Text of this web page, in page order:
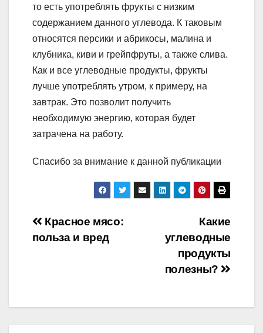
то есть употреблять фрукты с низким
содержанием данного углевода. К таковым
относятся персики и абрикосы, малина и
клубника, киви и грейпфруты, а также слива.
Как и все углеводные продукты, фрукты
лучше употреблять утром, к примеру, на
завтрак. Это позволит получить
необходимую энергию, которая будет
затрачена на работу.
Спасибо за внимание к данной публикации
Навигация
Какие
углеводные
продукты
полезны?
Красное мясо:
польза и вред